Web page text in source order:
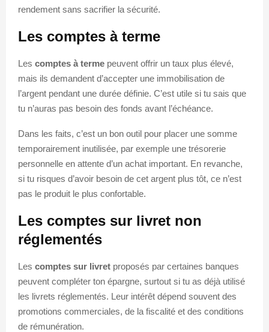
rendement sans sacrifier la sécurité.
Les comptes à terme
Les comptes à terme peuvent offrir un taux plus élevé,
mais ils demandent d’accepter une immobilisation de
l’argent pendant une durée définie. C’est utile si tu sais que
tu n’auras pas besoin des fonds avant l’échéance.
Dans les faits, c’est un bon outil pour placer une somme
temporairement inutilisée, par exemple une trésorerie
personnelle en attente d’un achat important. En revanche,
si tu risques d’avoir besoin de cet argent plus tôt, ce n’est
pas le produit le plus confortable.
Les comptes sur livret non
réglementés
Les comptes sur livret proposés par certaines banques
peuvent compléter ton épargne, surtout si tu as déjà utilisé
les livrets réglementés. Leur intérêt dépend souvent des
promotions commerciales, de la fiscalité et des conditions
de rémunération.